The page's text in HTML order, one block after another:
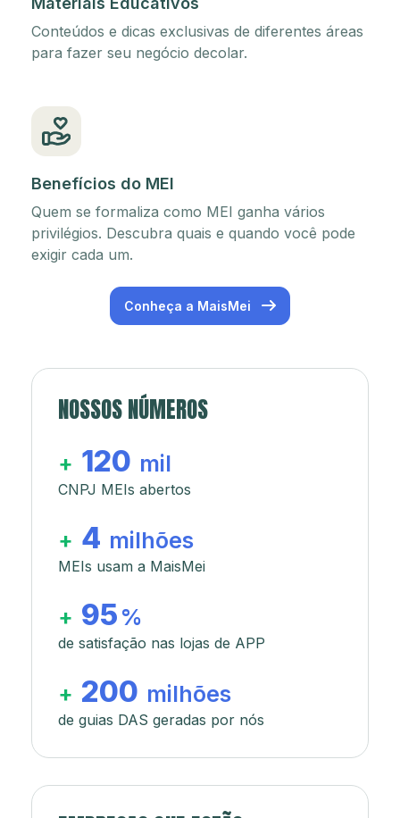
Conteúdos e dicas exclusivas de diferentes áreas
para fazer seu negócio decolar.
Benefícios do MEI
Quem se formaliza como MEI ganha vários
privilégios. Descubra quais e quando você pode
exigir cada um.
Conheça a MaisMei
NOSSOS NÚMEROS
+ 120 mil
CNPJ MEIs abertos
+ 4 milhões
MEIs usam a MaisMei
+ 95 %
de satisfação nas lojas de APP
+ 200 milhões
de guias DAS geradas por nós